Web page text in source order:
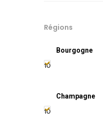
Régions
Bourgogne
10
Champagne
10